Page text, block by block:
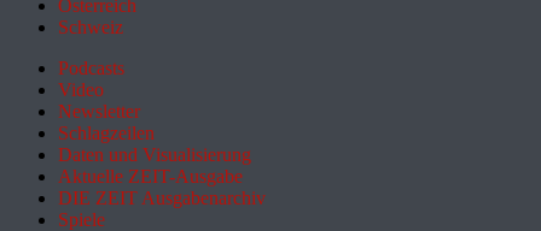
Österreich
Schweiz
Podcasts
Video
Newsletter
Schlagzeilen
Daten und Visualisierung
Aktuelle ZEIT-Ausgabe
DIE ZEIT Ausgabenarchiv
Spiele